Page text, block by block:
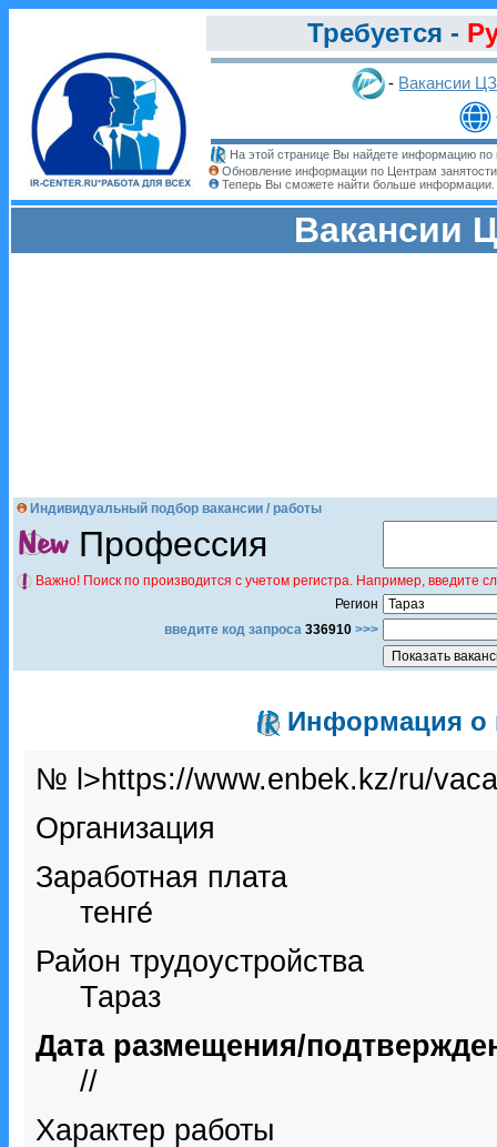
Требуется -
- Вакансии
На этой странице Вы найдете информацию по
Обновление информации по Центрам
Теперь Вы сможете найти больше информации.
Вакансии
Индивидуальный подбор вакансии / работы
Профессия
Важно! Поиск по производится с учетом регистра. Например,
Регион
введите код запроса 336910 >>>
Информация о
№ l>https://www.enbek.kz/ru/
Организация
Заработная плата
тенге́
Район трудоустройства
Тараз
Дата размещения/
//
Характер работы